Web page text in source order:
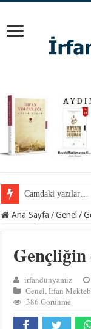
Cemil Gül
Ana Sayfa / Genel /
Gençliğin
irfandunyamiz
Genel,İrfan
386 Görünme